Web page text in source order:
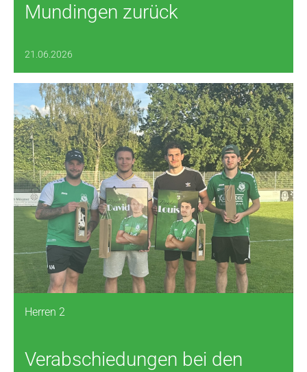
Mundingen zurück
21.06.2026
Herren 2
Verabschiedungen bei den